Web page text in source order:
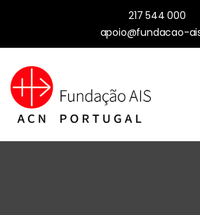
217 544 000
apoio@fundacao-